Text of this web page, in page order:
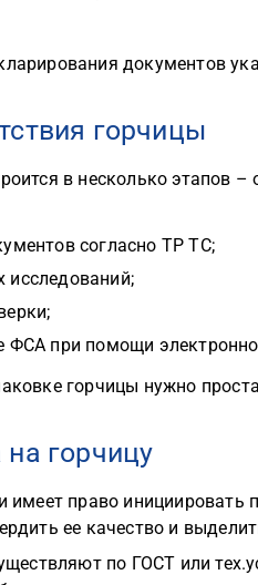
документов
горчицы
в несколько этапов –
согласно ТР ТС;
исследований;
ФСА при помощи
горчицы нужно
горчицу
имеет право инициировать
ее качество и
по ГОСТ или